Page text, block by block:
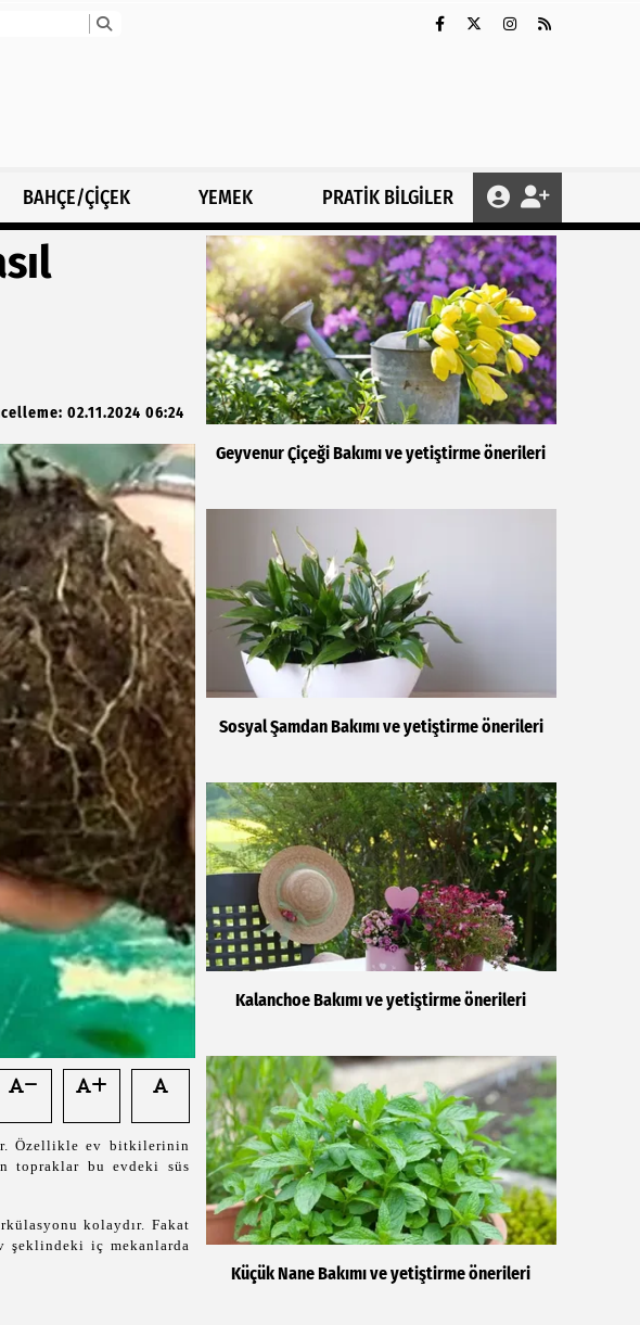
BAHÇE/ÇİÇEK YEMEK PRATİK BİLGİLER
02.11.2024 06:24
Özellikle ev bitkilerinin
topraklar bu evdeki süs
kolaydır. Fakat
şeklindeki iç mekanlarda
Geyvenur Çiçeği Bakımı ve yetiştirme önerileri
Sosyal Şamdan Bakımı ve yetiştirme önerileri
Kalanchoe Bakımı ve yetiştirme önerileri
Küçük Nane Bakımı ve yetiştirme önerileri